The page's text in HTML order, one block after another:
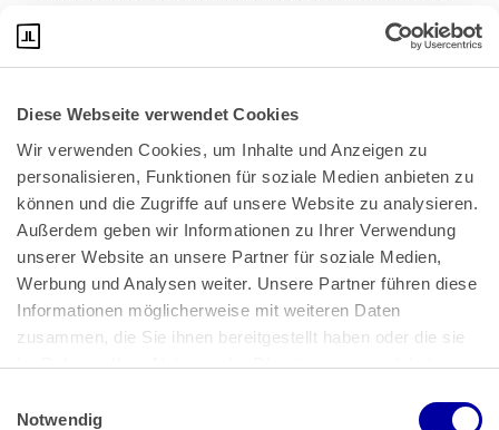
Diese Webseite verwendet Cookies
Wir verwenden Cookies, um Inhalte und Anzeigen zu
personalisieren, Funktionen für soziale Medien anbieten zu
können und die Zugriffe auf unsere Website zu analysieren.
Außerdem geben wir Informationen zu Ihrer Verwendung
unserer Website an unsere Partner für soziale Medien,
Werbung und Analysen weiter. Unsere Partner führen diese
Informationen möglicherweise mit weiteren Daten
zusammen, die Sie ihnen bereitgestellt haben oder die sie
im Rahmen Ihrer Nutzung der Dienste gesammelt haben.
Impressum
Notwendig
Bundeskanzlerplatz 2
53113 Bonn
Pressemitteilungen|AGB
Impressum|Datenschutz